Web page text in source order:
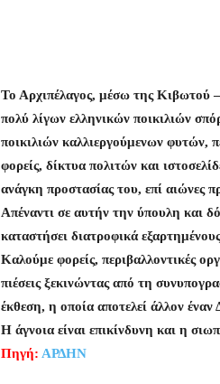
Το Αρχιπέλαγος, μέσω της Κιβωτού
πολύ λίγων ελληνικών ποικιλιών
ποικιλιών καλλιεργούμενων φυτών,
φορείς, δίκτυα πολιτών και
ανάγκη προστασίας του, επί αιώνες
Απέναντι σε αυτήν την ύπουλη και
καταστήσει διατροφικά
Καλούμε φορείς, περιβαλλοντικές
πιέσεις ξεκινώντας από τη
έκθεση, η οποία αποτελεί άλλον
Η άγνοια είναι επικίνδυνη και η
Πηγή: ΑΡΔΗΝ